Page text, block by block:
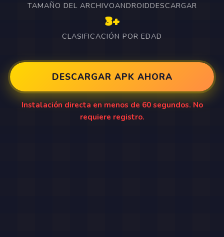
TAMAÑO DEL ARCHIVOANDROIDDESCARGAR
3+
CLASIFICACIÓN POR EDAD
DESCARGAR APK AHORA
Instalación directa en menos de 60 segundos. No
requiere registro.